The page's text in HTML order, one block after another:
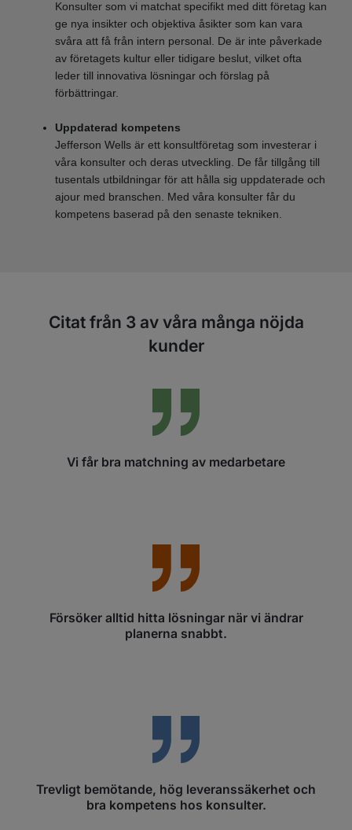
Konsulter som vi matchat specifikt med ditt företag kan
ge nya insikter och objektiva åsikter som kan vara
svåra att få från intern personal. De är inte påverkade
av företagets kultur eller tidigare beslut, vilket ofta
leder till innovativa lösningar och förslag på
förbättringar.
Uppdaterad kompetens
Jefferson Wells är ett konsultföretag som investerar i
våra konsulter och deras utveckling. De får tillgång till
tusentals utbildningar för att hålla sig uppdaterade och
ajour med branschen. Med våra konsulter får du
kompetens baserad på den senaste tekniken.
Citat från 3 av våra många nöjda
kunder
Vi får bra matchning av medarbetare
Försöker alltid hitta lösningar när vi ändrar
planerna snabbt.
Trevligt bemötande, hög leveranssäkerhet och
bra kompetens hos konsulter.